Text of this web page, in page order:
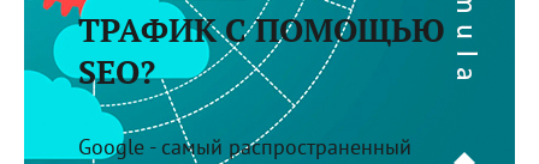
ТРАФИК С ПОМОЩЬЮ
SEO?
Google - самый распространенный